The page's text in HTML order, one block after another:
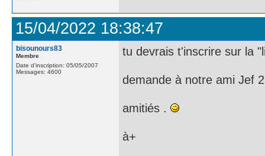
15/04/2022 18:38:47
bisounours83
Membre
Date d'inscription: 05/05/2007
Messages: 4600
tu devrais t'inscrire sur la
demande à notre ami Jef
amitiés .
à+